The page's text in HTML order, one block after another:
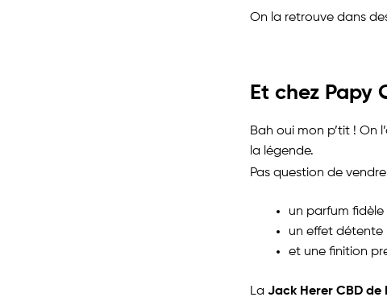
On la retrouve dans
Et chez Papy
Bah oui mon p’tit ! On
la légende.
Pas question de
un parfum fidèle
un effet détente
et une finition
La Jack Herer CBD de